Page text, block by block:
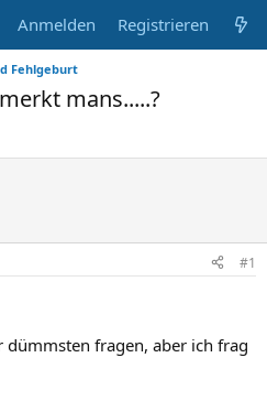
Anmelden Registrieren
Fehlgeburt
mans.....?
#1
fragen, aber ich frag